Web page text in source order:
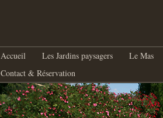
principal
Aller au contenu principal
Aller au contenu secondaire
Accueil Les Jardins paysagers Le Mas
Contact & Réservation